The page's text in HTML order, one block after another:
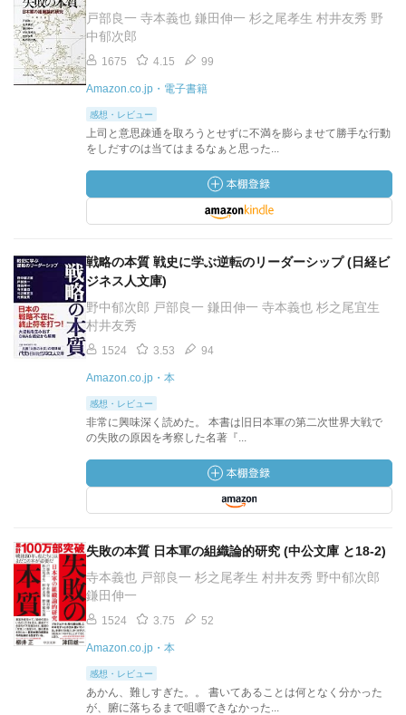
戸部良一 寺本義也 鎌田伸一 杉之尾孝生 村井友秀 野
中郁次郎
1675 4.15 99
Amazon.co.jp・電子書籍
感想・レビュー
上司と意思疎通を取ろうとせずに不満を膨らませて勝手な行動
をしだすのは当てはまるなぁと思った...
戦略の本質 戦史に学ぶ逆転のリーダーシップ (日経ビ
ジネス人文庫)
野中郁次郎 戸部良一 鎌田伸一 寺本義也 杉之尾宜生
村井友秀
1524 3.53 94
Amazon.co.jp・本
感想・レビュー
非常に興味深く読めた。 本書は旧日本軍の第二次世界大戦で
の失敗の原因を考察した名著『...
失敗の本質 日本軍の組織論的研究 (中公文庫 と18-2)
寺本義也 戸部良一 杉之尾孝生 村井友秀 野中郁次郎
鎌田伸一
1524 3.75 52
Amazon.co.jp・本
感想・レビュー
あかん、難しすぎた。。 書いてあることは何となく分かった
が、腑に落ちるまで咀嚼できなかった...